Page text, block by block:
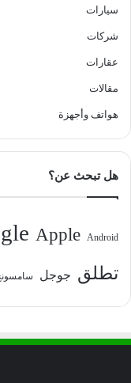
سيارات
شركات
عقارات
مقالات
هواتف وأجهزة
هل تبحث عن؟
Android
Apple
تطلق جوجل